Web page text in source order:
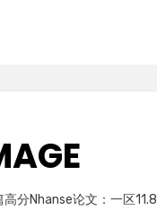
分Nhanse论文：一区11.8